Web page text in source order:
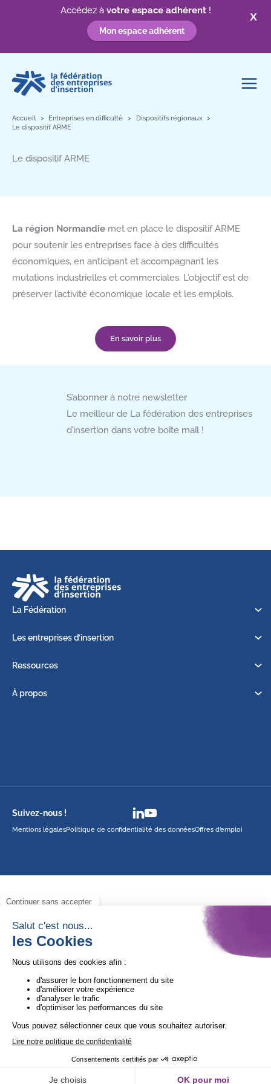
X
Accédez à votre espace adhérent!
Mon espace adhérent
contenu
Accueil Entreprises en difficulté
Dispositifs régionaux
Le dispositif ARME
Le dispositif ARME
La région Normandie met en place le dispositif ARME
pour soutenir les entreprises face à des difficultés
économiques, en anticipant et accompagnant les
mutations industrielles et commerciales. L’objectif est de
préserver l’activité économique locale et les emplois.
En savoir plus
S’abonner à notre newsletter
Le meilleur de La fédération des entreprises
d’insertion dans votre boîte mail !
La Fédération
Les entreprises d’insertion
Ressources
À propos
Suivez-nous !
Mentions légalesPolitique de confidentialité des donnéesOffres d’emploi
1ère Organisation de l’ESS certifiée Quali’OP